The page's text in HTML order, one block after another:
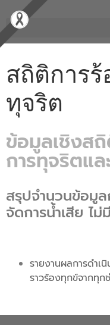
สถิติการร้
ทุจริต
ข้อมูลเชิงส
การทุจริตแ
สรุปจำนวนข้อมู
จัดการน้ำเสีย ไม่
รายงานผลการดำเ
ราวร้องทุกข์จากทุ